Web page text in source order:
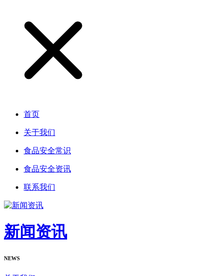
首页
关于我们
食品安全常识
食品安全资讯
联系我们
新闻资讯
NEWS